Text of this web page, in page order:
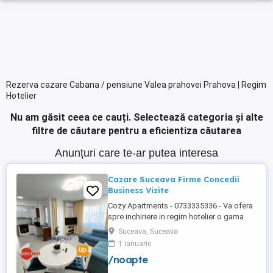
Rezerva cazare Cabana / pensiune Valea prahovei Prahova | Regim
Hotelier
Nu am găsit ceea ce cauți. Selectează categoria și alte
filtre de căutare pentru a eficientiza căutarea
Anunțuri care te-ar putea interesa
Cazare Suceava Firme Concedii
Business Vizite
Cozy Apartments - 0733335336 - Va ofera
spre inchiriere in regim hotelier o gama
variata de apartamente si garsoniere
situate in puncte cheie ale orasului
Suceava: Bulevardul George Enescu.
Kaufland George Enescu In centrul
Suceava, Suceava
1 ianuarie
/noapte